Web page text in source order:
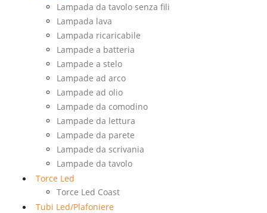
Lampada da tavolo senza fili
Lampada lava
Lampada ricaricabile
Lampade a batteria
Lampade a stelo
Lampade ad arco
Lampade ad olio
Lampade da comodino
Lampade da lettura
Lampade da parete
Lampade da scrivania
Lampade da tavolo
Torce Led
Torce Led Coast
Tubi Led/Plafoniere